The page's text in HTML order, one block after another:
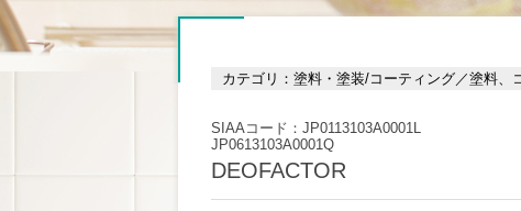
カテゴリ：塗料・塗装/コーティング／塗料、
SIAAコード：JP0113103A0001L
JP0613103A0001Q
DEOFACTOR